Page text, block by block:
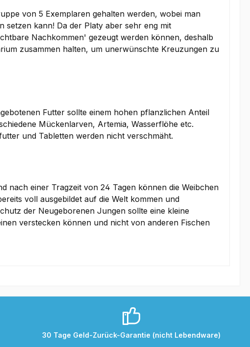
von 5 Exemplaren gehalten werden, wobei man
setzen kann! Da der Platy aber sehr eng mit
Nachkommen' gezeugt werden können, deshalb
zusammen halten, um unerwünschte Kreuzungen zu
Futter sollte einem hohen pflanzlichen Anteil
Mückenlarven, Artemia, Wasserflöhe etc.
und Tabletten werden nicht verschmäht.
nach einer Tragzeit von 24 Tagen können die Weibchen
voll ausgebildet auf die Welt kommen und
der Neugeborenen Jungen sollte eine kleine
verstecken können und nicht von anderen Fischen
30 Tage Geld-Zurück-Garantie (nicht Lebendware)